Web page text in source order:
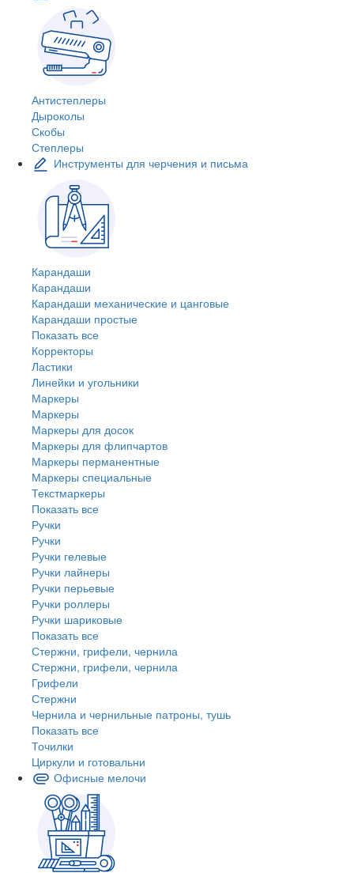
Антистеплеры
Дыроколы
Скобы
Степлеры
Инструменты для черчения и письма
Карандаши
Карандаши
Карандаши механические и цанговые
Карандаши простые
Показать все
Корректоры
Ластики
Линейки и угольники
Маркеры
Маркеры
Маркеры для досок
Маркеры для флипчартов
Маркеры перманентные
Маркеры специальные
Текстмаркеры
Показать все
Ручки
Ручки
Ручки гелевые
Ручки лайнеры
Ручки перьевые
Ручки роллеры
Ручки шариковые
Показать все
Стержни, грифели, чернила
Стержни, грифели, чернила
Грифели
Стержни
Чернила и чернильные патроны, тушь
Показать все
Точилки
Циркули и готовальни
Офисные мелочи